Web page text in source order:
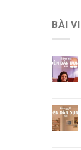
BÀI